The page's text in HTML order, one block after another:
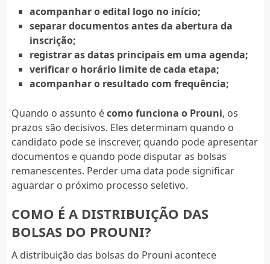
acompanhar o edital logo no início;
separar documentos antes da abertura da
inscrição;
registrar as datas principais em uma agenda;
verificar o horário limite de cada etapa;
acompanhar o resultado com frequência;
Quando o assunto écomo funciona o Prouni, os
prazos são decisivos. Eles determinam quando o
candidato pode se inscrever, quando pode apresentar
documentos e quando pode disputar as bolsas
remanescentes. Perder uma data pode significar
aguardar o próximo processo seletivo.
COMO É A DISTRIBUIÇÃO DAS
BOLSAS DO PROUNI?
A distribuição das bolsas do Prouni acontece